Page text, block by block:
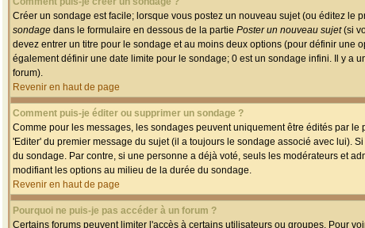
Créer un sondage est facile; lorsque vous postez un nouveau sujet (ou éditez
sondage dans le formulaire en dessous de la partie Poster un nouveau sujet(si
devez entrer un titre pour le sondage et au moins deux options (pour définir
également définir une date limite pour le sondage; 0 est un sondage infini. Il y a
forum).
Revenir en haut de page
Comment puis-je éditer ou supprimer un sondage ?
Comme pour les messages, les sondages peuvent uniquement être édités par
'Editer' du premier message du sujet (il a toujours le sondage associé avec lui).
du sondage. Par contre, si une personne a déjà voté, seuls les modérateurs et
modifiant les options au milieu de la durée du sondage.
Revenir en haut de page
Pourquoi ne puis-je pas accéder à un forum ?
Certains forums peuvent limiter l'accès à certains utilisateurs ou groupes. Pour